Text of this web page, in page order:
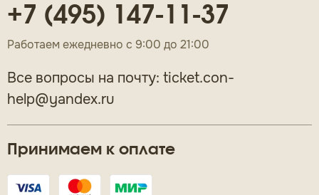
Принимаем к оплате
+7 (495) 147-11-37
Работаем ежедневно с 9:00 до 21:00
Все вопросы на почту: ticket.con-
help@yandex.ru